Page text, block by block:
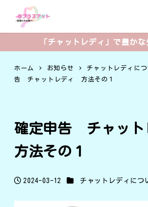
「チャットレディ」で豊か
ホーム お知らせ チャットレディにつ
告 チャットレディ 方法その１
確定申告 チャッ
方法その１
投稿日
2024-03-12 カテゴリー
チャットレディにつ